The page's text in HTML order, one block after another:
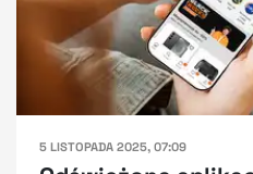
5 LISTOPADA 2025, 07:09